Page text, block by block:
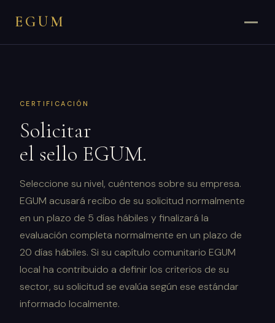
EGUM
CERTIFICACIÓN
Solicitar
el sello EGUM.
Seleccione su nivel, cuéntenos sobre su empresa.
EGUM acusará recibo de su solicitud normalmente
en un plazo de 5 días hábiles y finalizará la
evaluación completa normalmente en un plazo de
20 días hábiles. Si su capítulo comunitario EGUM
local ha contribuido a definir los criterios de su
sector, su solicitud se evalúa según ese estándar
informado localmente.